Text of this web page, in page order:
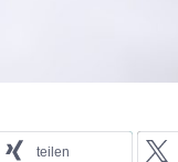
teilen